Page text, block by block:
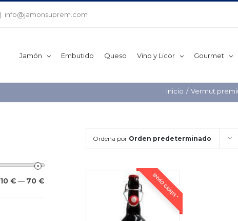
| info@jamonsuprem.com
Jamón Embutido Queso Vino y Licor Gourmet
Inicio Vermut
Ordena por Orden predeterminado
ENVÍO GRATIS *
10 € — 70 €